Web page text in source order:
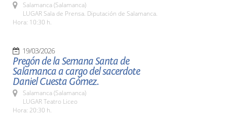
Salamanca (Salamanca)
LUGAR Sala de Prensa. Diputación de Salamanca.
Hora: 10:30 h.
19/03/2026
Pregón de la Semana Santa de
Salamanca a cargo del sacerdote
Daniel Cuesta Gómez.
Salamanca (Salamanca)
LUGAR Teatro Liceo
Hora: 20:30 h.